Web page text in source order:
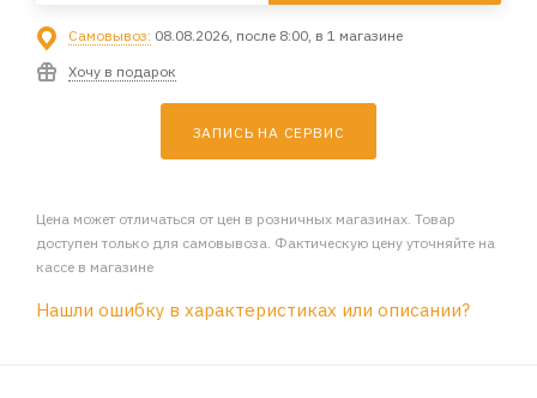
Самовывоз: 08.08.2026, после 8:00, в 1 магазине
Хочу в подарок
ЗАПИСЬ НА СЕРВИС
Цена может отличаться от цен в розничных магазинах. Товар
доступен только для самовывоза. Фактическую цену уточняйте на
кассе в магазине
Нашли ошибку в характеристиках или описании?